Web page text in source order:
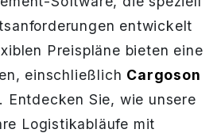
entwickelt
Preispläne bieten eine
einschließlich Cargoson
Entdecken Sie, wie unsere
Logistikabläufe mit